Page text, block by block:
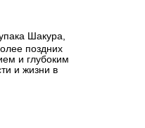
Шакура,
поздних
и глубоким
и жизни в